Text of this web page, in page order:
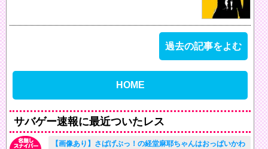
過去の記事をよむ
HOME
サバゲー速報に最近ついたレス
【画像あり】さばげぶっ！の経堂麻耶ちゃんはおっぱいかわ